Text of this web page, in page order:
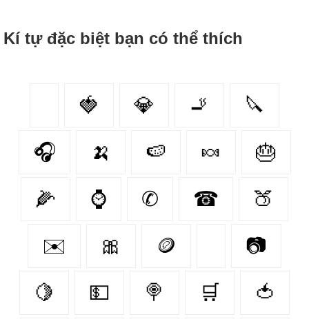
Kí tự đặc biệt bạn có thể thích
🍓 💎 🚬 🔪
🎧 🍌 🍉 🍬 🎂
🌽 ⌚ ✆ ☎ 🍑
✉️ 🎀 🪙 📷
🍋 💵 🍭 🛒 🍅